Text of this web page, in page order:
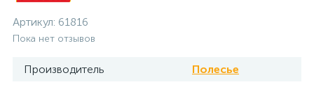
Артикул: 61816
Пока нет отзывов
Производитель Полесье